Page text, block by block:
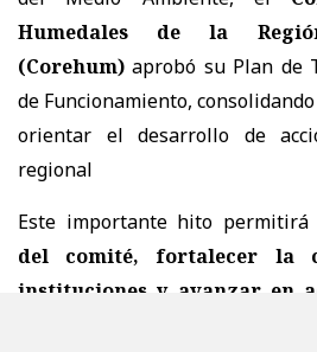
Humedales de la
(Corehum) aprobó su Plan de
de Funcionamiento,
orientar el desarrollo de
regional
Este importante hito permitirá
del comité, fortalecer la
instituciones y avanzar en